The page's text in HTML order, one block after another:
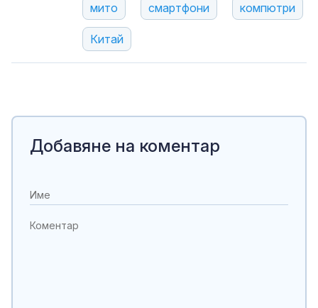
мито смартфони компютри
Китай
Добавяне на коментар